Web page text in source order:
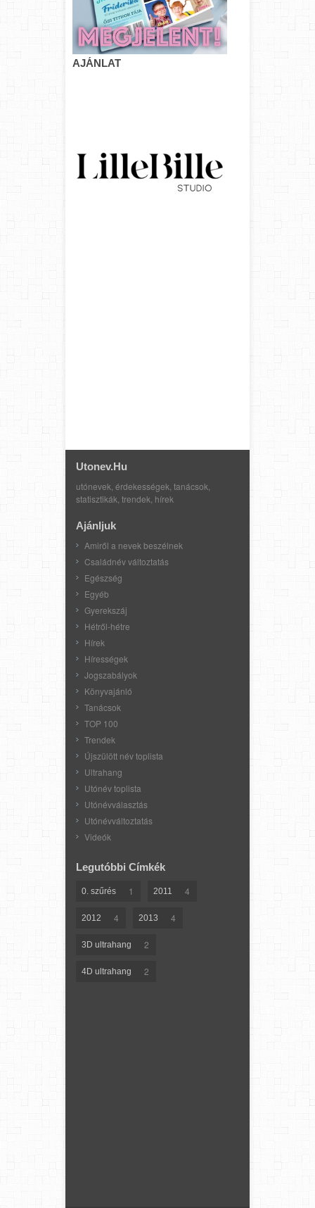
AJÁNLAT
Utonev.hu
utónevek, érdekességek, tanácsok,
statisztikák, trendek, hírek
Ajánljuk
Amiről a nevek beszélnek
Családnév változtatás
Egészség
Egyéb
Gyerekszáj
Hétről-hétre
Hírek
Hírességek
Jogszabályok
Könyvajánló
Tanácsok
TOP 100
Trendek
Újszülött név toplista
Ultrahang
Utónév toplista
Utónévválasztás
Utónévváltoztatás
Videók
Legutóbbi Címkék
0. szűrés 1 2011 4
2012 4 2013 4
3D ultrahang 2
4D ultrahang 2